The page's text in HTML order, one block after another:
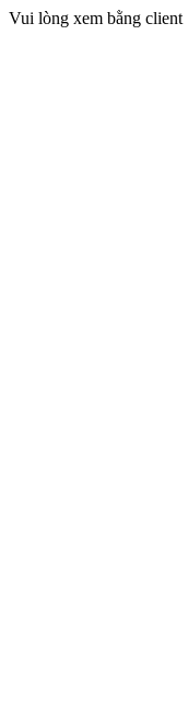
Vui lòng xem bằng client